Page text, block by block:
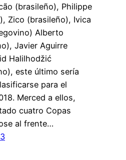
(brasileño), Philippe
Zico (brasileño), Ivica
Alberto
Javier Aguirre
Halilhodžić
este último sería
para el
Merced a ellos,
cuatro Copas
al frente…